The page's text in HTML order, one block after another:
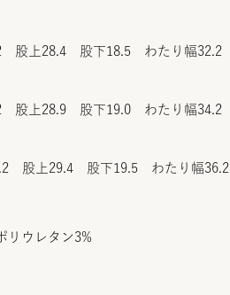
股上28.4 股下18.5 わたり幅32.2
股上28.9 股下19.0 わたり幅34.2
股上29.4 股下19.5 わたり幅36.2
ウレタン3%